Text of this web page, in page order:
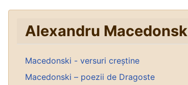
Alexandru
Macedonski - versuri creștine
Macedonski – poezii de Dragoste